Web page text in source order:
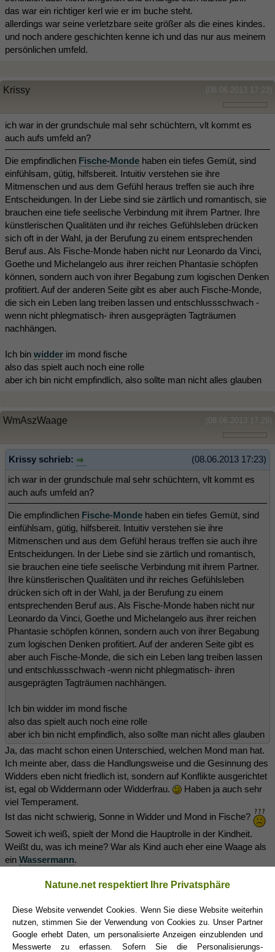
das war ein richtiger kerl wie er im buche steht.
allerdings war seine verletzbare seite größer als die eines kindes.
und noch andere geschichten kenne ich und das nur aus meinem
persönlichen umfeld.
(08.06.2013 17:23)
Krissy
ich war in der grundschule mal sehr schüchtern, vlt kommt es
auch aufs umfeld an?
Die empfindlichen Fische-Monde haben ein tiefes Gemüt, sind
einfühlsam, gütig, hilfsbereit. Intuitiv verstehen sie ihre
Mitmenschen und aus dem Gefühl heraus treffen sie auch ihre
Entscheidungen. In der Liebe sind sie zärtlich und romantisch, sie
brauchen eine tiefe seelische Verbindung mit ihrem Partner. Ihre
künstlerischen Qualitäten und ihr reiches Gefühlsleben drücken
sich oft in der Wahl, ja der Berufung zu einem entsprechenden
Beruf aus. Als Fische-Monde haben nicht nur Leonardo da Vinci,
Goethe und Michelangelo aus ihrer reichen Phantasie schöpfen
können, sondern auch von ihrer Begabung zum logischen Denken
profitiert. Auf der anderen Seite gibt es aber auch Fische-Monde,
die sich ein Leben lang treiben lassen und entschlussschwach -
wenn nicht phlegmatisch- ihren ausgeprägten Tagträumen
nachhängen.
Ich bin widder im mond fische
also das spielt auch noch eine rolle
aber ich bin nicht empfindlich, also sollte man nicht alles glauben
(08.06.2013 17:29)
WmAszWaage
(08.06.2013 17:23)
Krissy schrieb:
ich war in der grundschule mal sehr schüchtern, vlt kommt es
auch aufs umfeld an?
Die empfindlichen Fische-Monde haben ein tiefes Gemüt, sind
einfühlsam, gütig, hilfsbereit. Intuitiv verstehen sie ihre
Mitmenschen und aus dem Gefühl heraus treffen sie auch ihre
Entscheidungen. In der Liebe sind sie zärtlich und romantisch,
sie brauchen eine tiefe seelische Verbindung mit ihrem Partner.
Ihre künstlerischen Qualitäten und ihr reiches Gefühlsleben
drücken sich oft in der Wahl, ja der Berufung zu einem
entsprechenden Beruf aus. Als Fische-Monde haben nicht nur
Leonardo da Vinci, Goethe und Michelangelo aus ihrer reichen
Phantasie schöpfen können, sondern auch von ihrer Begabung
zum logischen Denken profitiert. Auf der anderen Seite gibt es
aber auch Fische-Monde, die sich ein Leben lang treiben lassen
und entschlussschwach -wenn nicht phlegmatisch- ihren
ausgeprägten Tagträumen nachhängen.
Ich bin widder im mond fische
also das spielt auch noch eine rolle
aber ich bin nicht empfindlich, also sollte man nicht alles glauben
Ja, das macht schon einen Unterschied, welchen Mond man hat.
Ich meinte aber, dass die Handlungsweise und die Gesinnung des
Widders eben nicht friedlich ist, sondern auf Konflikte ausgerichtet
ist, egal ob Widdermann oder Widderfrau.
Haben ja auch sehr
viel Temperament.
Ist das nicht schwierig, Sonne in Widder und Mond in Fische?
Soweit ich weiß, spielt der Mond die Hauptrolle in der Kindheit.
Weißt du, was ich meine? War als Kind auch eher eine Waage als
ein Wassermann.
Dinge reagierst und was du brauchst, um dich geborgen zu fühlen.
(08.06.2013 17:51)
Krissy
Natune.net respektiert Ihre Privatsphäre
Diese Website verwendet Cookies. Wenn Sie diese Website weiterhin
nutzen, stimmen Sie der Verwendung von Cookies zu. Unser Partner
Google erhebt Daten, um personalisierte Anzeigen einzublenden und
Messwerte zu erfassen. Sofern Sie die Personalisierungs-